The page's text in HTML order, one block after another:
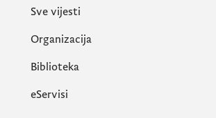
Sve vijesti
Organizacija
Biblioteka
eServisi